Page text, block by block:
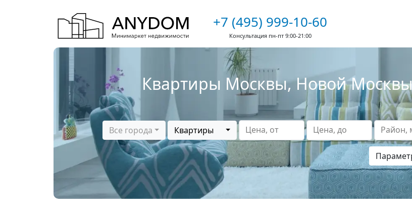
+7 (495) 999-10-60
Консультация пн-пт 9:00-21:00
Квартиры Москвы, Новой
Все города Квартиры Цена, от Цена, до Район,